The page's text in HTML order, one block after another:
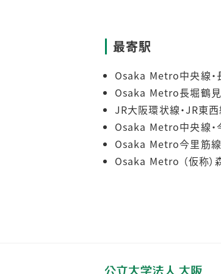
最寄駅
Osaka Metro中央線・
Osaka Metro長堀鶴
JR大阪環状線・JR東
Osaka Metro中央線・
Osaka Metro今里筋線
Osaka Metro （仮称